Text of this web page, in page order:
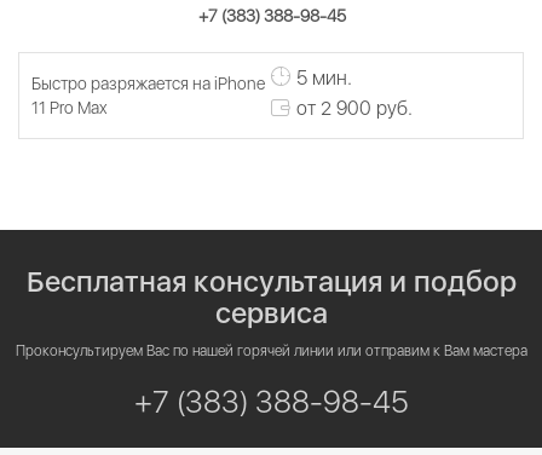
+7 (383) 388-98-45
Быстро разряжается на iPhone
11 Pro Max
5 мин.
от 2 900 руб.
Бесплатная консультация и подбор
сервиса
Проконсультируем Вас по нашей горячей линии или отправим к Вам мастера
+7 (383) 388-98-45